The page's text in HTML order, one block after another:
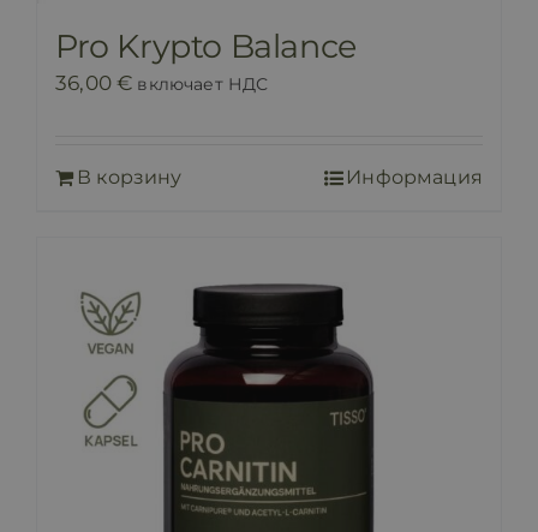
Pro Krypto Balance
36,00€ включает НДС
В корзину Информация